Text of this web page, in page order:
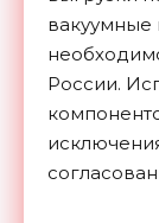
вакуумные
России.